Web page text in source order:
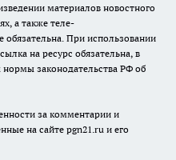
материалов новостного
а также теле-
При использовании
на ресурс обязательна, в
законодательства РФ об
за комментарии и
на сайте pgn21.ru и его